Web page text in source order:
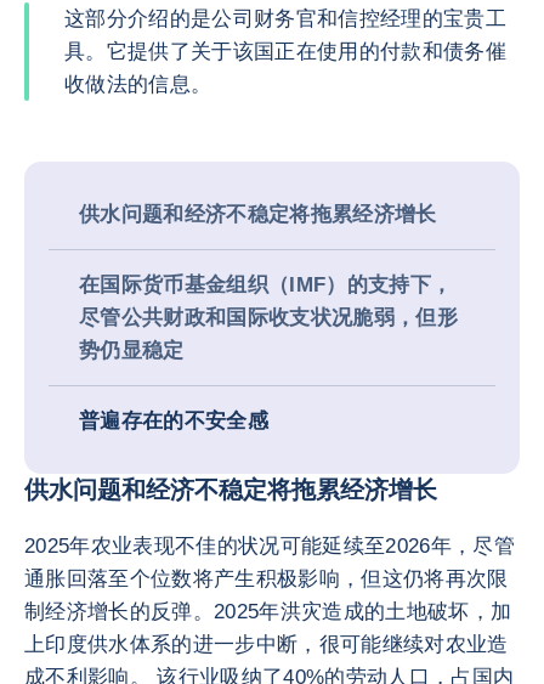
这部分介绍的是公司财务官和信控经理的宝贵工
具。它提供了关于该国正在使用的付款和债务催
收做法的信息。
供水问题和经济不稳定将拖累经济增长
在国际货币基金组织（IMF）的支持下，
尽管公共财政和国际收支状况脆弱，但形
势仍显稳定
普遍存在的不安全感
供水问题和经济不稳定将拖累经济增长
2025年农业表现不佳的状况可能延续至2026年，尽管
通胀回落至个位数将产生积极影响，但这仍将再次限
制经济增长的反弹。2025年洪灾造成的土地破坏，加
上印度供水体系的进一步中断，很可能继续对农业造
成不利影响。 该行业吸纳了40%的劳动人口，占国内